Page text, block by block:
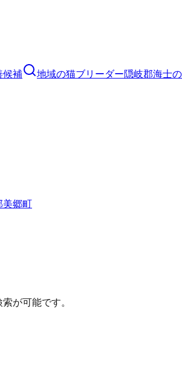
候補 地域の猫ブリーダー隠岐郡海士
美郷町
が可能です。